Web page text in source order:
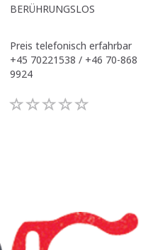
BERÜHRUNGSLOS
Preis telefonisch erfahrbar
+45 70221538 / +46 70-868
9924